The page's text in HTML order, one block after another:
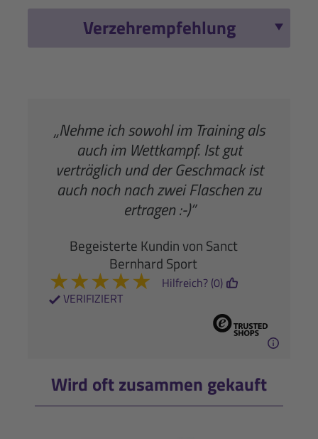
Verzehrempfehlung
„Nehme ich sowohl im Training als
auch im Wettkampf. Ist gut
verträglich und der Geschmack ist
auch noch nach zwei Flaschen zu
ertragen :-)”
Begeisterte Kundin von Sanct
Bernhard Sport
★★★★★
VERIFIZIERT
Hilfreich? (0)
Wird oft zusammen gekauft